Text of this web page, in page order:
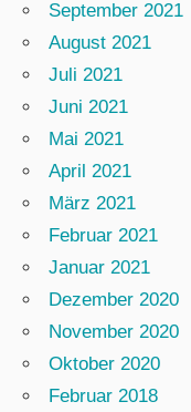
September 2021
August 2021
Juli 2021
Juni 2021
Mai 2021
April 2021
März 2021
Februar 2021
Januar 2021
Dezember 2020
November 2020
Oktober 2020
Februar 2018